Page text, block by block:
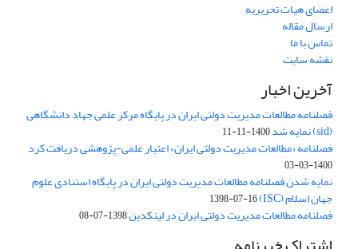
اعضای هیات تحریریه
ارسال مقاله
تماس با ما
نقشه سایت
آخرین اخبار
فصلنامه مطالعات مدیریت دولتی ایران در پایگاه مرکز علمی جهاد دانشگاهی
(sid) نمایه شد 1400-11-11
فصلنامه «مطالعات مدیریت دولتی ایران» اعتبار علمی-پژوهشی دریافت کرد
1400-03-03
نمایه شدن فصلنامه مطالعات مدیریت دولتی ایران در پایگاه استنادی علوم
جهان اسلام (ISC) 1398-07-16
فصلنامه مطالعات مدیریت دولتی ایران در لینکدین1398-07-08